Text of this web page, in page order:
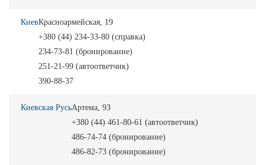
КиевКрасноармейская, 19
+380 (44) 234-33-80 (справка)
234-73-81 (бронирование)
251-21-99 (автоответчик)
390-88-37
Киевская РусьАртема, 93
+380 (44) 461-80-61 (автоответчик)
486-74-74 (бронирование)
486-82-73 (бронирование)